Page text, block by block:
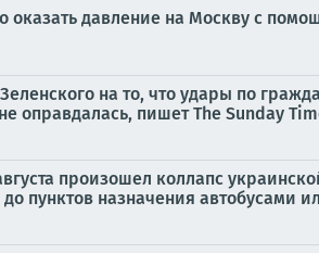
оказать давление на Москву с
на то, что удары по
оправдалась, пишет The Sunday
произошел коллапс
пунктов назначения автобусами